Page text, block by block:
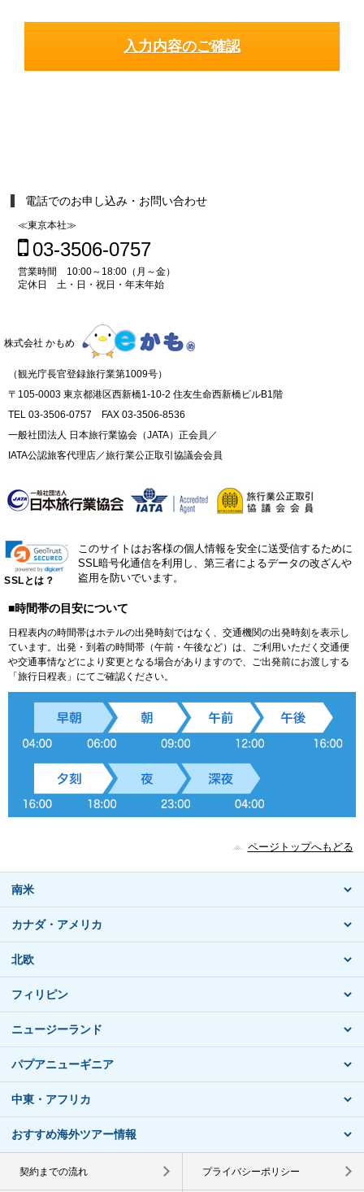
電話でのお申し込み・お問い合わせ
≪東京本社≫
03-3506-0757
営業時間 10:00～18:00（月～金）
定休日 土・日・祝日・年末年始
株式会社 かもめ
（観光庁長官登録旅行業第1009号）
〒105-0003 東京都港区西新橋1-10-2 住友生命西新橋ビルB1階
TEL 03-3506-0757 FAX 03-3506-8536
一般社団法人 日本旅行業協会（JATA）正会員／
IATA公認旅客代理店／旅行業公正取引協議会会員
SSLとは？
このサイトはお客様の個人情報を安全に送受信するために
SSL暗号化通信を利用し、第三者によるデータの改ざんや
盗用を防いでいます。
■時間帯の目安について
日程表内の時間帯はホテルの出発時刻ではなく、交通機関の出発時刻を表示し
ています。出発・到着の時間帯（午前・午後など）は、ご利用いただく交通便
や交通事情などにより変更となる場合がありますので、ご出発前にお渡しする
「旅行日程表」にてご確認ください。
ページトップへもどる
南米
カナダ・アメリカ
北欧
フィリピン
ニュージーランド
パプアニューギニア
中東・アフリカ
おすすめ海外ツアー情報
契約までの流れ プライバシーポリシー